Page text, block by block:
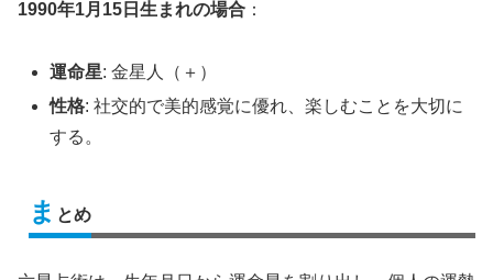
1990年1月15日生まれの場合 ：
運命星: 金星人（＋）
性格: 社交的で美的感覚に優れ、楽しむことを大切に
する。
ま とめ